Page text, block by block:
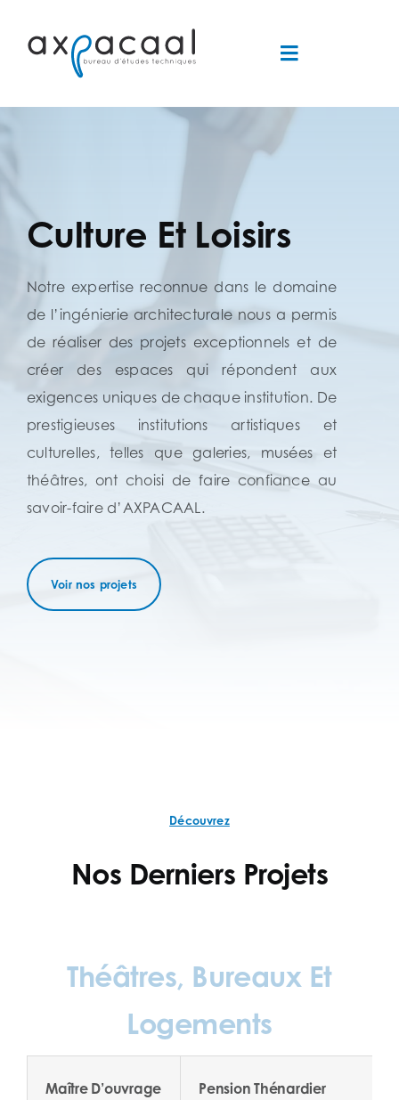
Toggle
Accueil
Références
Contact
Culture Et Loisirs
Notre expertise reconnue dans le domaine
de l’ingénierie architecturale nous a permis
de réaliser des projets exceptionnels et de
créer des espaces qui répondent aux
exigences uniques de chaque institution. De
prestigieuses institutions artistiques et
culturelles, telles que galeries, musées et
théâtres, ont choisi de faire confiance au
savoir-faire d’AXPACAAL.
Voir nos projets
Découvrez
Nos Derniers Projets
Théâtres, Bureaux Et
Logements
Maître D’ouvrage Pension Thénardier